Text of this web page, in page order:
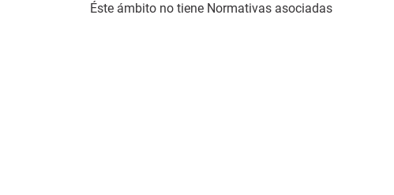
Éste ámbito no tiene Normativas asociadas